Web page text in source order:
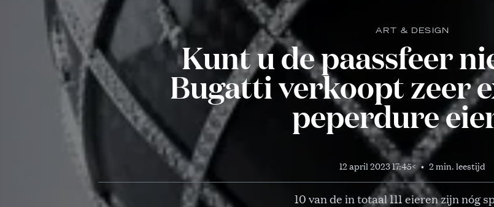
ART & DESIGN
Kunt u de paassfeer
Bugatti verkoopt zeer
peperdure
12 april 2023 17:45< • 2 min. leestijd
10 van de in totaal 111 eieren zijn nóg